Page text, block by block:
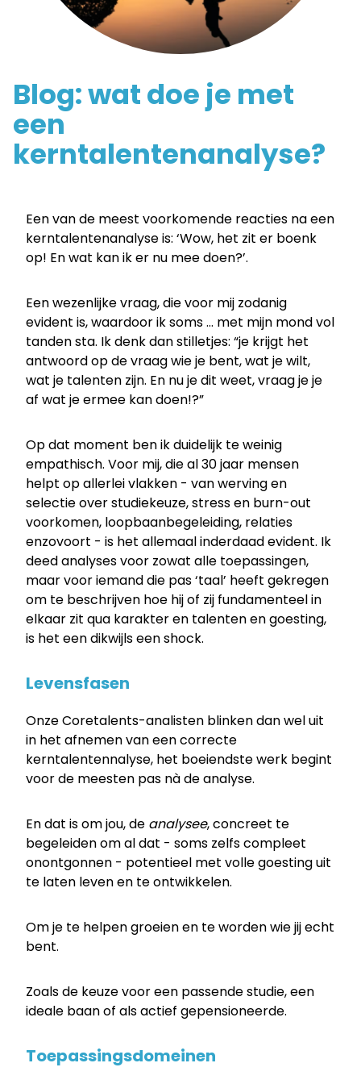
Coretalents
Blog: wat doe je met
een
kerntalentenanalyse?
Een van de meest voorkomende reacties na een
kerntalentenanalyse is: ‘Wow, het zit er boenk
op! En wat kan ik er nu mee doen?’.
Een wezenlijke vraag, die voor mij zodanig
evident is, waardoor ik soms … met mijn mond vol
tanden sta. Ik denk dan stilletjes: “je krijgt het
antwoord op de vraag wie je bent, wat je wilt,
wat je talenten zijn. En nu je dit weet, vraag je je
af wat je ermee kan doen!?”
Op dat moment ben ik duidelijk te weinig
empathisch. Voor mij, die al 30 jaar mensen
helpt op allerlei vlakken - van werving en
selectie over studiekeuze, stress en burn-out
voorkomen, loopbaanbegeleiding, relaties
enzovoort - is het allemaal inderdaad evident. Ik
deed analyses voor zowat alle toepassingen,
maar voor iemand die pas ‘taal’ heeft gekregen
om te beschrijven hoe hij of zij fundamenteel in
elkaar zit qua karakter en talenten en goesting,
is het een dikwijls een shock.
Levensfasen
Onze Coretalents-analisten blinken dan wel uit
in het afnemen van een correcte
kerntalentennalyse, het boeiendste werk begint
voor de meesten pas nà de analyse.
En dat is om jou, de analysee, concreet te
begeleiden om al dat - soms zelfs compleet
onontgonnen - potentieel met volle goesting uit
te laten leven en te ontwikkelen.
Om je te helpen groeien en te worden wie jij echt
bent.
Zoals de keuze voor een passende studie, een
ideale baan of als actief gepensioneerde.
Toepassingsdomeinen